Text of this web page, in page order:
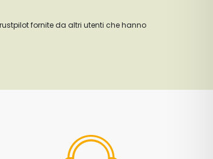
fornite da altri utenti che hanno